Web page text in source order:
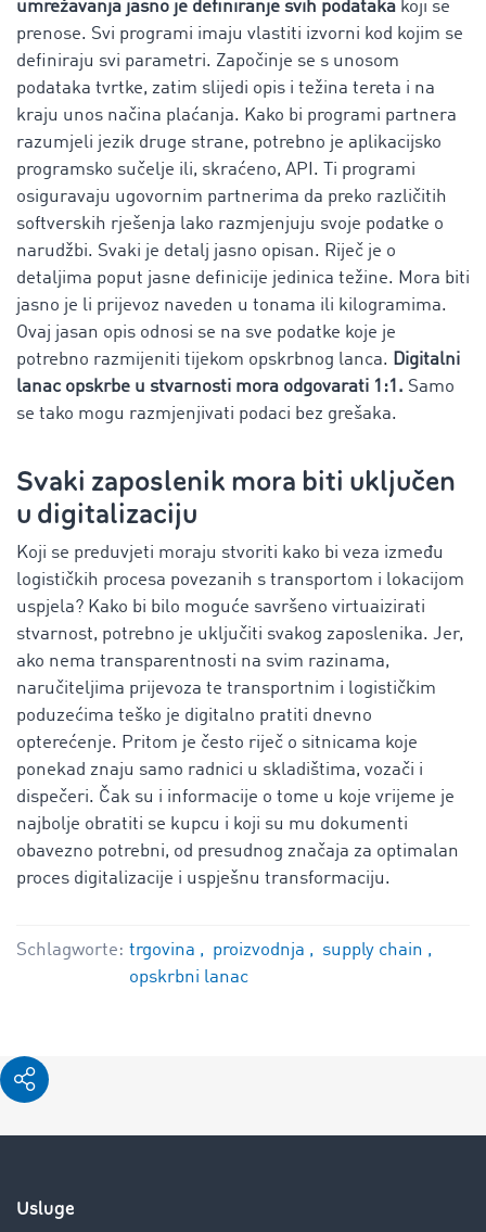
umrežavanja jasno je definiranje svih podataka koji se
prenose. Svi programi imaju vlastiti izvorni kod kojim se
definiraju svi parametri. Započinje se s unosom
podataka tvrtke, zatim slijedi opis i težina tereta i na
kraju unos načina plaćanja. Kako bi programi partnera
razumjeli jezik druge strane, potrebno je aplikacijsko
programsko sučelje ili, skraćeno, API. Ti programi
osiguravaju ugovornim partnerima da preko različitih
softverskih rješenja lako razmjenjuju ​svoje podatke o
narudžbi. Svaki je detalj jasno opisan. Riječ je o
detaljima poput jasne definicije jedinica težine. Mora biti
jasno je li prijevoz naveden u tonama ili kilogramima.
Ovaj jasan opis odnosi se na sve podatke koje je
potrebno razmijeniti tijekom opskrbnog lanca. Digitalni
lanac opskrbe u stvarnosti mora odgovarati 1:1. Samo
se tako mogu razmjenjivati ​​podaci bez grešaka.
Svaki zaposlenik mora biti uključen
u digitalizaciju
Koji se preduvjeti moraju stvoriti kako bi veza između
logističkih procesa povezanih s transportom i lokacijom
uspjela? Kako bi bilo moguće savršeno virtuaizirati
stvarnost, potrebno je uključiti svakog zaposlenika. Jer,
ako nema transparentnosti na svim razinama,
naručiteljima prijevoza te transportnim i logističkim
poduzećima teško je digitalno pratiti dnevno
opterećenje. Pritom je često riječ o sitnicama koje
ponekad znaju samo radnici u skladištima, vozači i
dispečeri. Čak su i informacije o tome u koje vrijeme je
najbolje obratiti se kupcu i koji su mu dokumenti
obavezno potrebni, od presudnog značaja za optimalan
proces digitalizacije i uspješnu transformaciju.
Schlagworte: trgovina proizvodnja
supply chain
opskrbni lanac
Usluge